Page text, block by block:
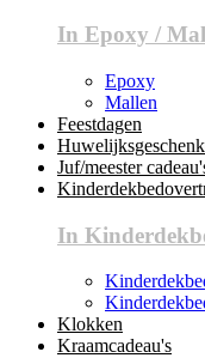
In Epoxy /
Epoxy
Mallen
Feestdagen
Juf/meester
In
Klokken
Kraamcadeau's